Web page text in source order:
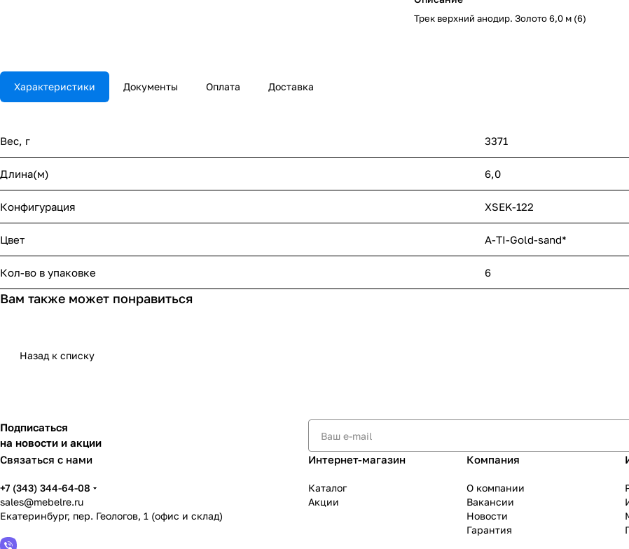
Трек верхний анодир. Золото 6,0 м (6)
Характеристики Документы Оплата Доставка
Вес, г 3371
Длина(м) 6,0
Конфигурация XSEK-122
Цвет A-TI-Gold-sand*
Кол-во в упаковке 6
Вам также может понравиться
Назад к списку
Подписаться
на новости и акции
Связаться с нами
+7 (343) 344-64-08
sales@mebelre.ru
Екатеринбург, пер. Геологов, 1 (офис и склад)
Интернет-магазин
Каталог
Акции
Компания
О компании
Вакансии
Новости
Гарантия